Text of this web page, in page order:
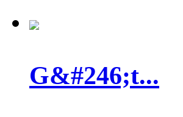
G&#246;t...